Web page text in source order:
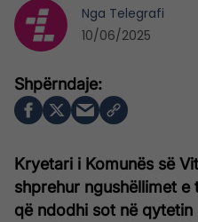
Kryetari i Komunës së
shprehur ngushëllimet
që ndodhi sot në
Nga Telegrafi
10/06/2025